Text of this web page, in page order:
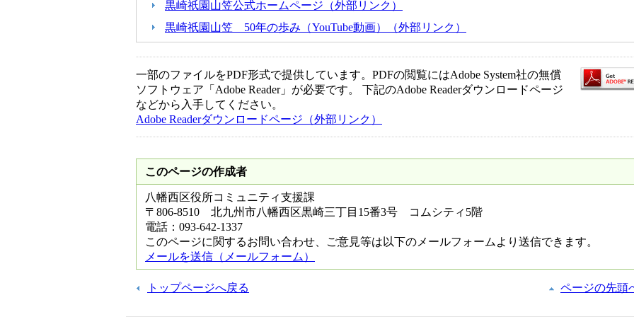
黒崎祇園山笠公式ホームページ（外部リンク）
黒崎祇園山笠 50年の歩み（YouTube動画）（外部リンク）
一部のファイルをPDF形式で提供しています。PDFの閲覧にはAdobe System社の無償
ソフトウェア「Adobe Reader」が必要です。 下記のAdobe Readerダウンロードページ
などから入手してください。
Adobe Readerダウンロードページ（外部リンク）
このページの作成者
八幡西区役所コミュニティ支援課
〒806-8510 北九州市八幡西区黒崎三丁目15番3号 コムシティ5階
電話：093-642-1337
このページに関するお問い合わせ、ご意見等は以下のメールフォームより送信できます。
メールを送信（メールフォーム）
トップページへ戻る ページの先頭